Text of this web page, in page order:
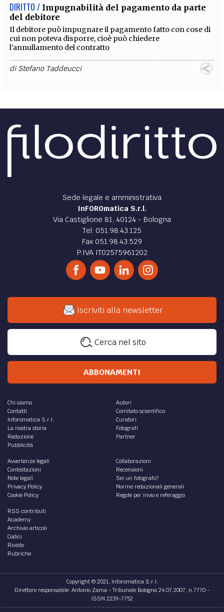
DIRITTO / Impugnabilità del pagamento da parte
del debitore
Il debitore può impugnare il pagamento fatto con cose di
cui non poteva disporre, cioè può chiedere
l’annullamento del contratto
diStefano Taddeucci
Sede legale e amministrativa
InFOROmatica S.r.l.
Via Castiglione 81, 40124 - Bologna
Tel. 051.98.43.125
Fax 051.98.43.529
P.IVA IT02575961202
Iscriviti alla newsletter
Cerca nel sito
ABBONAMENTI
Chi siamo
Contatti
Inforomatica S.r.l.
La nostra storia
Redazione
Pubblicità
Autori
Comitato scientifico
Curatori
Fotografi
Partner
Avvertenze legali
Contestazioni
Note legali
Privacy Policy
Cookie Policy
Collaborazioni
Recensioni
Sei un fotografo?
Norme redazionali generali
Regole per invio e referaggio
RSS contributi
Academy
Archivio articoli
Codici
Riviste
Rubriche
Copyright © 2021, Inforomatica S.r.l.
Direttore responsabile: Antonio Zama - Tribunale Bologna 24.07.2007, n.7770 -
ISSN 2239-7752